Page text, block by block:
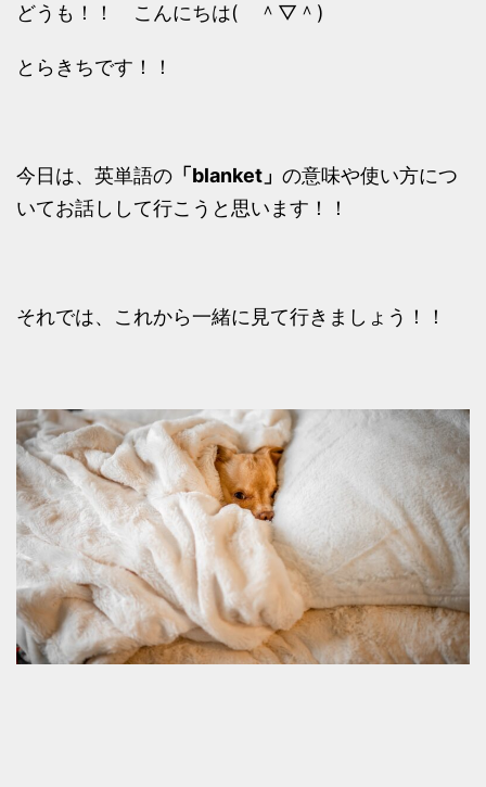
どうも！！ こんにちは( ＾▽＾)
とらきちです！！
今日は、英単語の 「blanket」 の意味や使い方につ
いてお話しして行こうと思います！！
それでは、これから一緒に見て行きましょう！！